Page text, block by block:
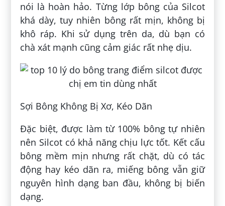
nói là hoàn hảo. Từng lớp bông của Silcot
khá dày, tuy nhiên bông rất mịn, không bị
khô ráp. Khi sử dụng trên da, dù bạn có
chà xát mạnh cũng cảm giác rất nhẹ dịu.
Sợi Bông Không Bị Xơ, Kéo Dãn
Đặc biệt, được làm từ 100% bông tự nhiên
nên Silcot có khả năng chịu lực tốt. Kết cấu
bông mềm mịn nhưng rất chặt, dù có tác
động hay kéo dãn ra, miếng bông vẫn giữ
nguyên hình dạng ban đầu, không bị biến
dạng.